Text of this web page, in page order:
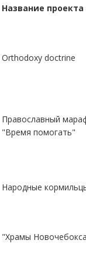
Название проекта
Orthodoxy doctrine
Православный
"Время помогать"
Народные
"Храмы